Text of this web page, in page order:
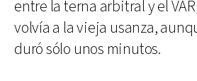
entre la terna arbitral y el
volvía a la vieja usanza,
duró sólo unos minutos.